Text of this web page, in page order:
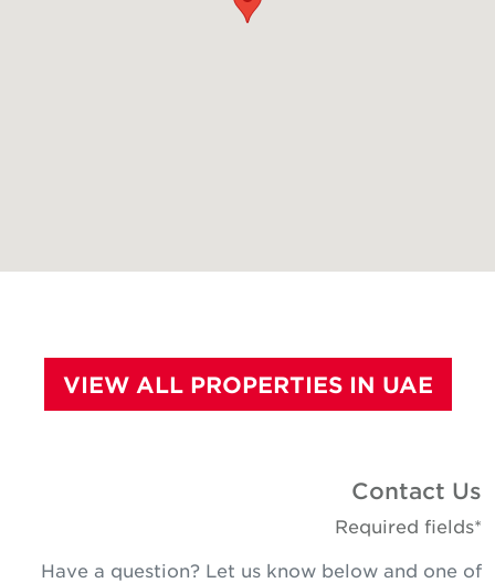
VIEW ALL PROPERTIES IN UAE
Contact Us
*Required fields
Have a question? Let us know below and one of